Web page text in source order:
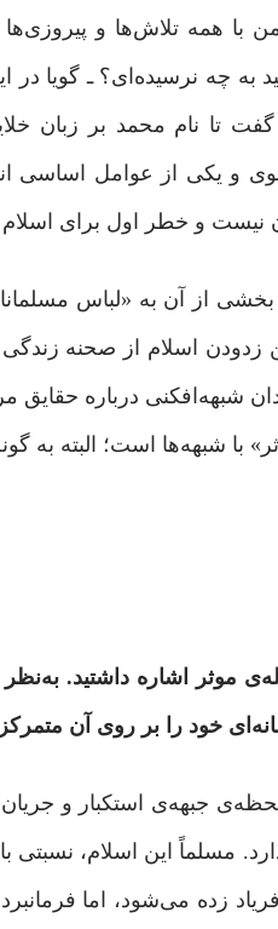
همه تلاش‌ها و
به چه نرسیده‌ای؟ ـ گویا
گفت تا نام محمد بر زبان
و یکی از عوامل اساسی
نیست و خطر اول برای
از آن به «لباس
اسلام از صحنه زندگی
شبهه‌افکنی درباره حقایق
با شبهه‌ها است؛ البته به
موثر اشاره داشتید.
خود را بر روی آن
جبهه‌ی استکبار و
مسلماً این اسلام، نسبتی
زده می‌شود، اما